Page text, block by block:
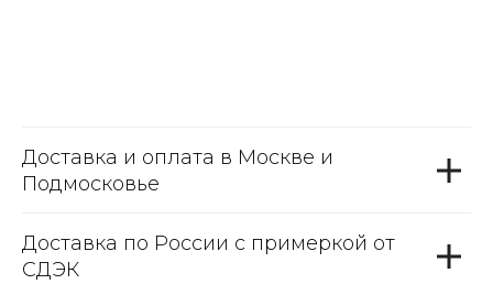
Доставка и оплата в Москве и
Подмосковье
Доставка по России с примеркой от
СДЭК